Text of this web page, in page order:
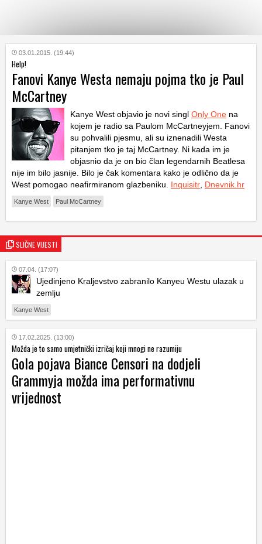
KATEGORIJE
HRVATSKI
WEB
03.01.2015. (19:44)
Help!
Fanovi Kanye Westa nemaju pojma tko je Paul
McCartney
Kanye West objavio je novi singl Only One na
kojem je radio sa Paulom McCartneyjem. Fanovi
su pohvalili pjesmu, ali su iznenadili Westa
pitanjem tko je taj McCartney. Ni kada im je
objasnio da je on bio član legendarnih Beatlesa
nije im bilo jasnije. Bilo je čak komentara kako je odlično da je
West pomogao neafirmiranom glazbeniku. Inquisitr Dnevnik.hr
Kanye West Paul McCartney
SLIČNE VIJESTI
07.04. (17:07)
Ujedinjeno Kraljevstvo zabranilo Kanyeu Westu ulazak u
zemlju
Kanye West
17.02.2025. (13:00)
Možda je to samo umjetnički izričaj koji mnogi ne razumiju
Gola pojava Biance Censori na dodjeli
Grammyja možda ima performativnu
vrijednost